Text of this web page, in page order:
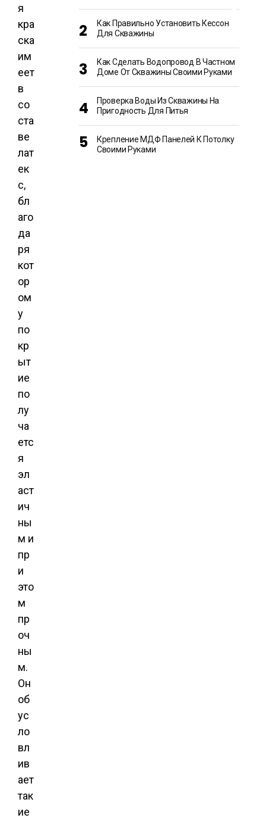
Н
я
кра
ска
им
еет
в
со
ста
ве
лат
ек
с,
бл
аго
да
ря
кот
ор
ом
у
по
кр
ыт
ие
по
лу
ча
етс
я
эл
аст
ич
ны
м и
пр
и
это
м
пр
оч
ны
м.
Он
об
ус
ло
вл
ив
ает
так
ие
Как Правильно Установить Кессон
Для Скважины
Как Сделать Водопровод В Частном
Доме От Скважины Своими Руками
Проверка Воды Из Скважины На
Пригодность Для Питья
Крепление МДФ Панелей К Потолку
Своими Руками